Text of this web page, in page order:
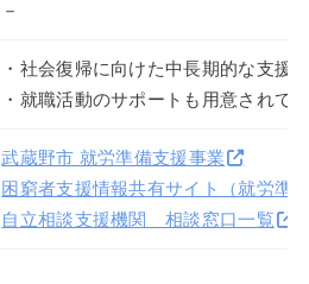
－
・社会復帰に向けた中長期的な支援
・就職活動のサポートも用意されて
武蔵野市 就労準備支援事業
困窮者支援情報共有サイト（就労準
自立相談支援機関 相談窓口一覧